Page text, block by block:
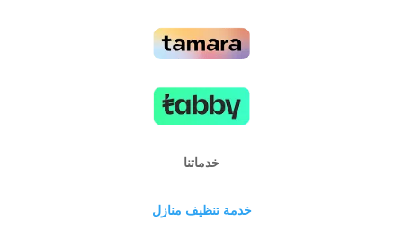
خدماتنا
خدمة تنظيف منازل